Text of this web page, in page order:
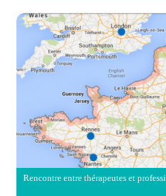
Rencontre entre thérapeutes et